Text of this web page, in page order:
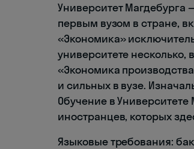
Университет
первым вузом в стране,
«Экономика»
университете
«Экономика
и сильных в вузе.
Обучение в
иностранцев, которых
Языковые требования: